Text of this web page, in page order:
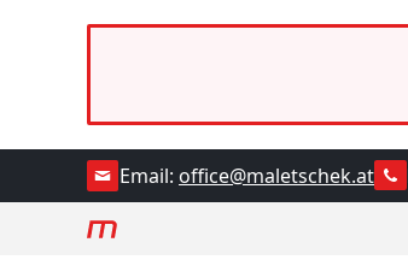
Email: office@maletschek.at